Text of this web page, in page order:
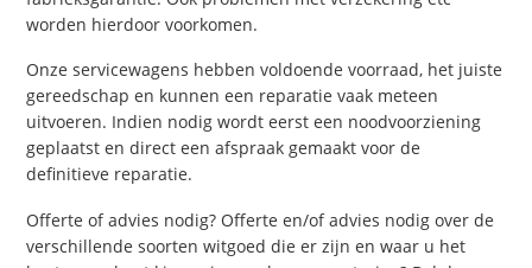
worden hierdoor voorkomen.
Onze servicewagens hebben voldoende voorraad, het juiste
gereedschap en kunnen een reparatie vaak meteen
uitvoeren. Indien nodig wordt eerst een noodvoorziening
geplaatst en direct een afspraak gemaakt voor de
definitieve reparatie.
Offerte of advies nodig? Offerte en/of advies nodig over de
verschillende soorten witgoed die er zijn en waar u het